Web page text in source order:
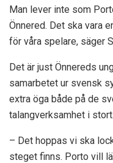
Man lever inte som
Önnered. Det ska vara
för våra spelare, säger
Det är just Önnereds
samarbetet ur svensk
extra öga både på de
talangverksamhet i stort.
– Det hoppas vi ska
steget finns. Porto vill